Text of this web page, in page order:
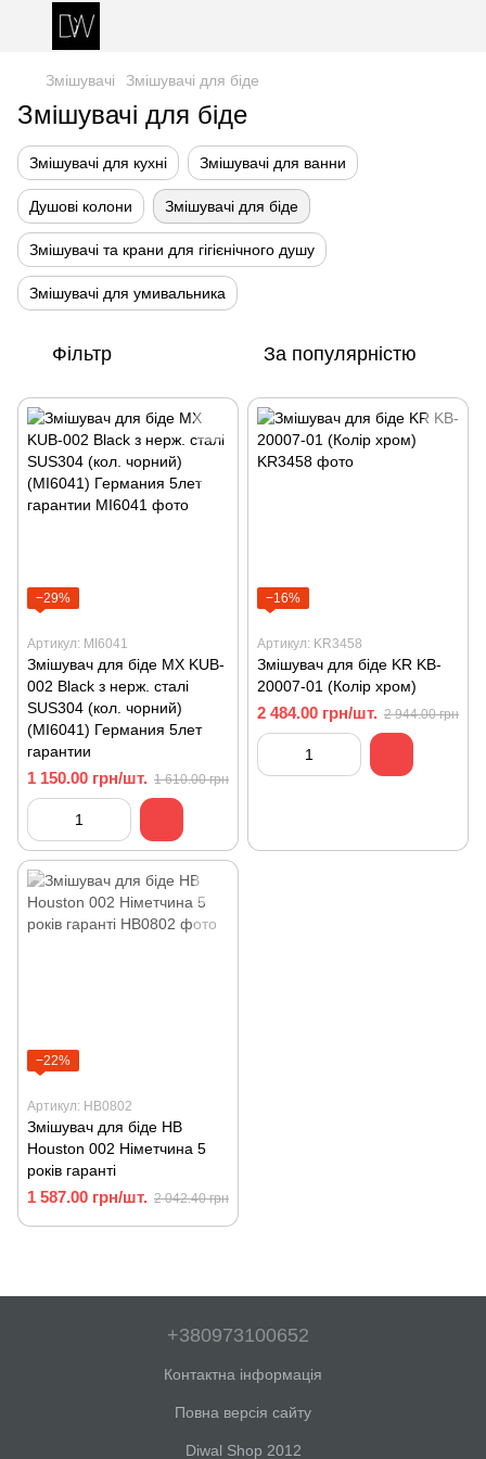
Змішувачі Змішувачі для біде
Змішувачі для біде
Змішувачі для кухні Змішувачі для ванни
Душові колони Змішувачі для біде
Змішувачі та крани для гігієнічного душу
Змішувачі для умивальника
Фільтр За популярністю
−29%
Артикул: MI6041
Змішувач для біде MХ KUB-
002 Black з нерж. сталі
SUS304 (кол. чорний)
(MI6041) Германия 5лет
гарантии
1 150.00 грн/шт. 1 610.00 грн
−16%
Артикул: KR3458
Змішувач для біде KR KB-
20007-01 (Колір хром)
2 484.00 грн/шт. 2 944.00 грн
−22%
Артикул: HB0802
Змішувач для біде HВ
Houston 002 Німетчина 5
років гаранті
1 587.00 грн/шт. 2 042.40 грн
+380973100652
Контактна інформація
Повна версія сайту
Diwal Shop 2012